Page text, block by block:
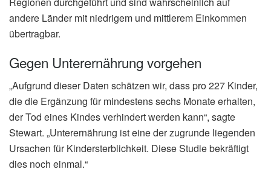
andere Länder mit niedrigem und mittlerem Einkommen
übertragbar.
Gegen Unterernährung vorgehen
„Aufgrund dieser Daten schätzen wir, dass pro 227 Kinder,
die die Ergänzung für mindestens sechs Monate erhalten,
der Tod eines Kindes verhindert werden kann“, sagte
Stewart. „Unterernährung ist eine der zugrunde liegenden
Ursachen für Kindersterblichkeit. Diese Studie bekräftigt
dies noch einmal.“